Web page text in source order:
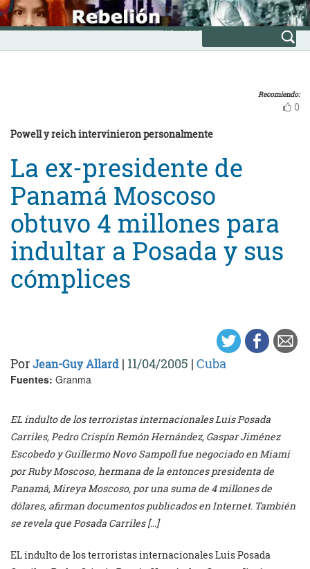
Skip
to
content
INICIO
Avanzada
Recomiendo:
0
Powell y reich intervinieron personalmente
La ex-presidente de
Panamá Moscoso
obtuvo 4 millones para
indultar a Posada y sus
cómplices
PorJean-Guy Allard | 11/04/2005 | Cuba
Fuentes: Granma
EL indulto de los terroristas internacionales Luis Posada
Carriles, Pedro Crispín Remón Hernández, Gaspar Jiménez
Escobedo y Guillermo Novo Sampoll fue negociado en Miami
por Ruby Moscoso, hermana de la entonces presidenta de
Panamá, Mireya Moscoso, por una suma de 4 millones de
dólares, afirman documentos publicados en Internet. También
se revela que Posada Carriles […]
EL indulto de los terroristas internacionales Luis Posada